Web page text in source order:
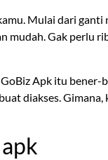
Mulai dari ganti
mudah. Gak perlu
Apk itu bener-
diakses.